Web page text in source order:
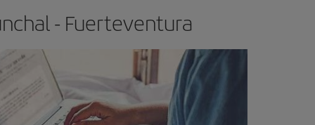
- Fuerteventura